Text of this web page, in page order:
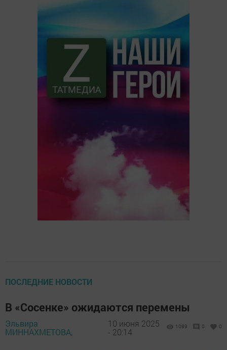
ПОСЛЕДНИЕ НОВОСТИ
В «Сосенке» ожидаются перемены
Эльвира
МИННАХМЕТОВА,
10 июня 2025
- 20:14
1089 0 0